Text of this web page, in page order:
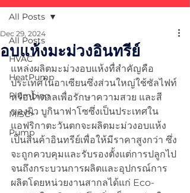
All Posts
HVAC
HeatPump
Plumbing
MISC>
Pump
All Posts
อบแห้งมะม่วงอินทรีย์
Dec 29, 2024
แหล่งผลิตมะม่วงอบแห้งทื่สำคัญคือ
ประเทศในอาเซียนซึ่งส่วนใหญ่ใช้ซัลไฟท์
หรือน้ำตาลเพื่อรักษาความสวย และสี
ของผิว บูกินาฟาโซซึ่งเป็นประเทศใน
แอฟริกาตะวันตกจะผลิตมะม่วงอบแห้ง
เป็นสินค้าอินทรีย์เพื่อให้มีราคาสูงกว่า ซึ่ง
จะถูกควบคุมและรับรองตั้งแต่การปลูกไป
จนถึงกระบวนการผลิตและอุปกรณ์การ
ผลิตโดยหน่วยงานสากลได้แก่ Eco-